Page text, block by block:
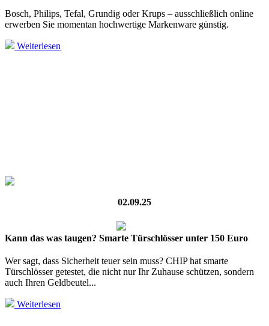
Bosch, Philips, Tefal, Grundig oder Krups – ausschließlich online
erwerben Sie momentan hochwertige Markenware günstig.
Weiterlesen
02.09.25
Kann das was taugen? Smarte Türschlösser unter 150 Euro
Wer sagt, dass Sicherheit teuer sein muss? CHIP hat smarte
Türschlösser getestet, die nicht nur Ihr Zuhause schützen, sondern
auch Ihren Geldbeutel...
Weiterlesen